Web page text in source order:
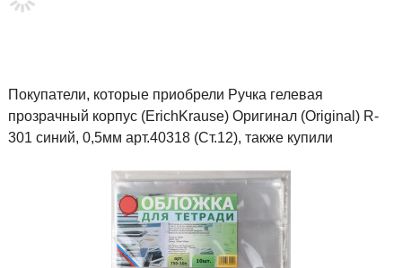
Покупатели, которые приобрели Ручка гелевая
прозрачный корпус (ErichKrause) Оригинал (Original) R-
301 синий, 0,5мм арт.40318 (Ст.12), также купили